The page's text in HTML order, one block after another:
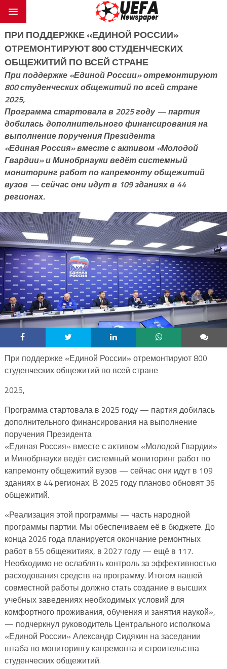
ПРИ ПОДДЕРЖКЕ «ЕДИНОЙ РОССИИ»
ОТРЕМОНТИРУЮТ 800 СТУДЕНЧЕСКИХ
ОБЩЕЖИТИЙ ПО ВСЕЙ СТРАНЕ
При поддержке «Единой России» отремонтируют
800 студенческих общежитий по всей стране
2025,
Программа стартовала в 2025 году — партия
добилась дополнительного финансирования на
выполнение поручения Президента
«Единая Россия» вместе с активом «Молодой
Гвардии» и Минобрнауки ведёт системный
мониторинг работ по капремонту общежитий
вузов — сейчас они идут в 109 зданиях в 44
регионах.
При поддержке «Единой России» отремонтируют 800
студенческих общежитий по всей стране
2025,
Программа стартовала в 2025 году — партия добилась
дополнительного финансирования на выполнение
поручения Президента
«Единая Россия» вместе с активом «Молодой Гвардии»
и Минобрнауки ведёт системный мониторинг работ по
капремонту общежитий вузов — сейчас они идут в 109
зданиях в 44 регионах. В 2025 году планово обновят 36
общежитий.
«Реализация этой программы — часть народной
программы партии. Мы обеспечиваем её в бюджете. До
конца 2026 года планируется окончание ремонтных
работ в 55 общежитиях, в 2027 году — ещё в 117.
Необходимо не ослаблять контроль за эффективностью
расходования средств на программу. Итогом нашей
совместной работы должно стать создание в высших
учебных заведениях необходимых условий для
комфортного проживания, обучения и занятия наукой»,
— подчеркнул руководитель Центрального исполкома
«Единой России» Александр Сидякин на заседании
штаба по мониторингу капремонта и строительства
студенческих общежитий.